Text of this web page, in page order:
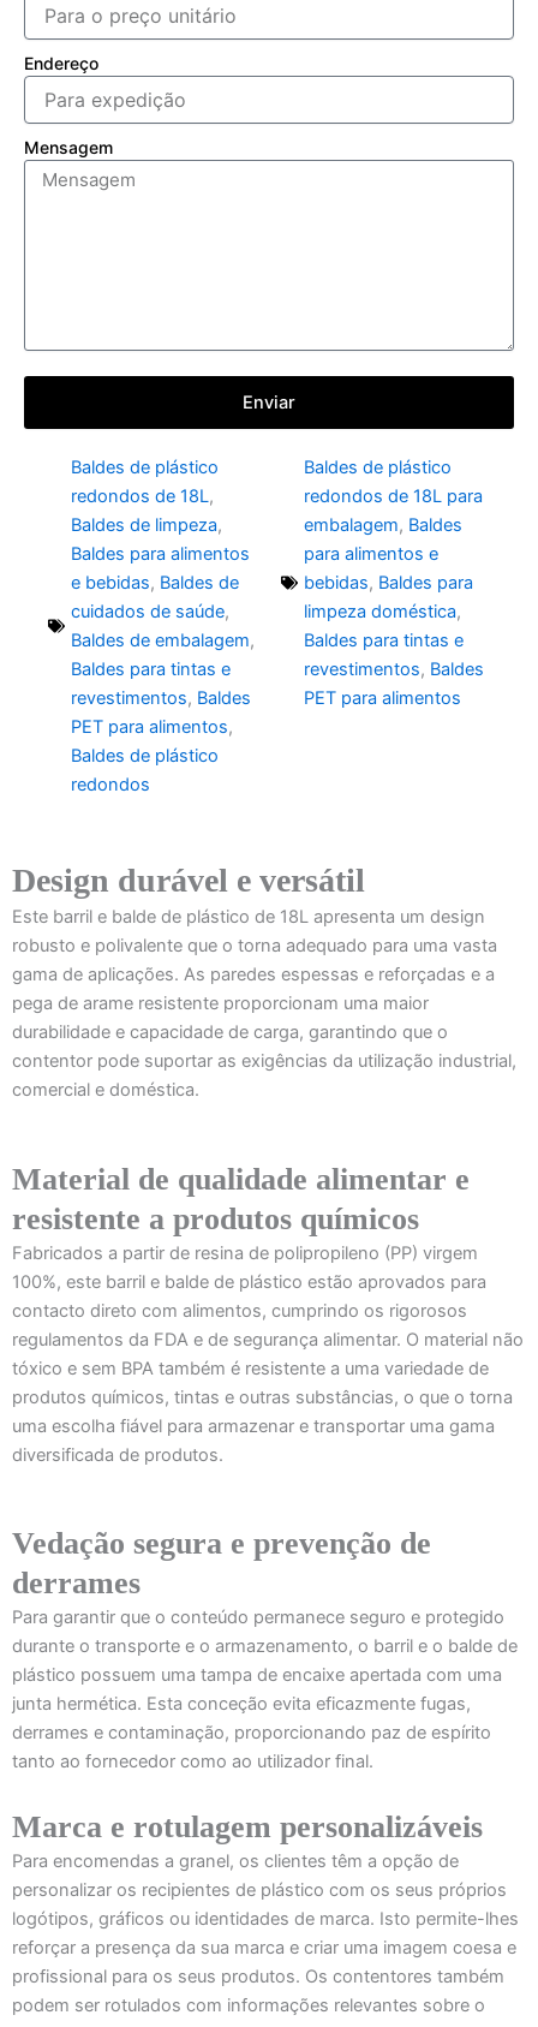
Endereço
Mensagem
Enviar
Baldes de plástico
redondos de 18L,
Baldes de limpeza,
Baldes para alimentos
e bebidas, Baldes de
cuidados de saúde,
Baldes de embalagem,
Baldes para tintas e
revestimentos, Baldes
PET para alimentos,
Baldes de plástico
redondos
Baldes de plástico
redondos de 18L para
embalagem, Baldes
para alimentos e
bebidas, Baldes para
limpeza doméstica,
Baldes para tintas e
revestimentos, Baldes
PET para alimentos
Design durável e versátil
Este barril e balde de plástico de 18L apresenta um design
robusto e polivalente que o torna adequado para uma vasta
gama de aplicações. As paredes espessas e reforçadas e a
pega de arame resistente proporcionam uma maior
durabilidade e capacidade de carga, garantindo que o
contentor pode suportar as exigências da utilização industrial,
comercial e doméstica.
Material de qualidade alimentar e
resistente a produtos químicos
Fabricados a partir de resina de polipropileno (PP) virgem
100%, este barril e balde de plástico estão aprovados para
contacto direto com alimentos, cumprindo os rigorosos
regulamentos da FDA e de segurança alimentar. O material não
tóxico e sem BPA também é resistente a uma variedade de
produtos químicos, tintas e outras substâncias, o que o torna
uma escolha fiável para armazenar e transportar uma gama
diversificada de produtos.
Vedação segura e prevenção de
derrames
Para garantir que o conteúdo permanece seguro e protegido
durante o transporte e o armazenamento, o barril e o balde de
plástico possuem uma tampa de encaixe apertada com uma
junta hermética. Esta conceção evita eficazmente fugas,
derrames e contaminação, proporcionando paz de espírito
tanto ao fornecedor como ao utilizador final.
Marca e rotulagem personalizáveis
Para encomendas a granel, os clientes têm a opção de
personalizar os recipientes de plástico com os seus próprios
logótipos, gráficos ou identidades de marca. Isto permite-lhes
reforçar a presença da sua marca e criar uma imagem coesa e
profissional para os seus produtos. Os contentores também
podem ser rotulados com informações relevantes sobre o